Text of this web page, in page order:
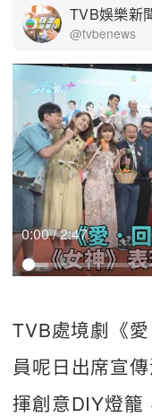
TVB娛樂新
@tvbenews
0:00 / 2:47
TVB處境劇《
員呢日出席宣
揮創意DIY燈籠